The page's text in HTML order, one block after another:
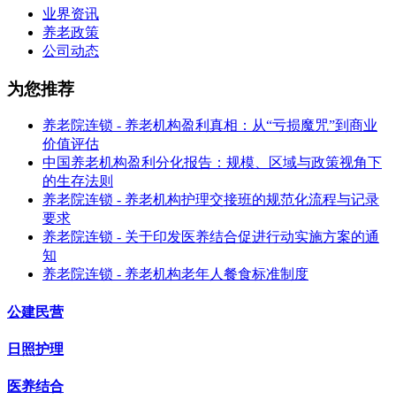
业界资讯
养老政策
公司动态
为您推荐
养老院连锁 - 养老机构盈利真相：从“亏损魔咒”到商业
价值评估
中国养老机构盈利分化报告：规模、区域与政策视角下
的生存法则
养老院连锁 - 养老机构护理交接班的规范化流程与记录
要求
养老院连锁 - 关于印发医养结合促进行动实施方案的通
知
养老院连锁 - 养老机构老年人餐食标准制度
公建民营
日照护理
医养结合